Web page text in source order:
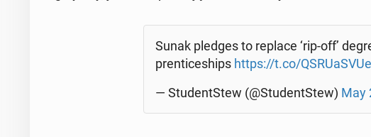
Sunak pledges to replace ‘rip-off’
pren­ti­ce­ships https://t.co/
— Stu­dent­Stew (@Stu­dent­Stew) May